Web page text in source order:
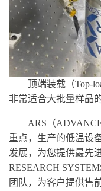
顶端装载（Top-
非常适合大批量样品
ARS（
重点，生产的低温设
发展，为您提供最先
RESEARCH
团队，为客户提供售